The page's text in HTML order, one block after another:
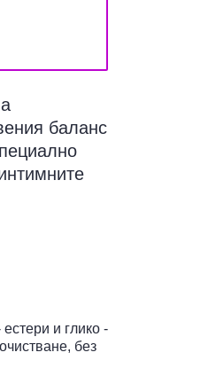
баланс
и глико -
без